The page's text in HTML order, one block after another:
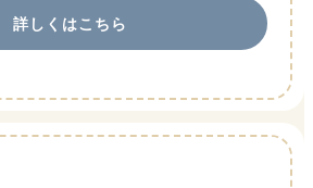
詳しくはこちら